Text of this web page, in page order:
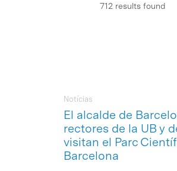
712 results found
El alcalde de
rectores de la UB y
visitan el Parc
Barcelona
Notícias